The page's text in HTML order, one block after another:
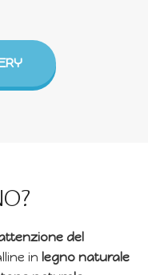
del
in legno naturale